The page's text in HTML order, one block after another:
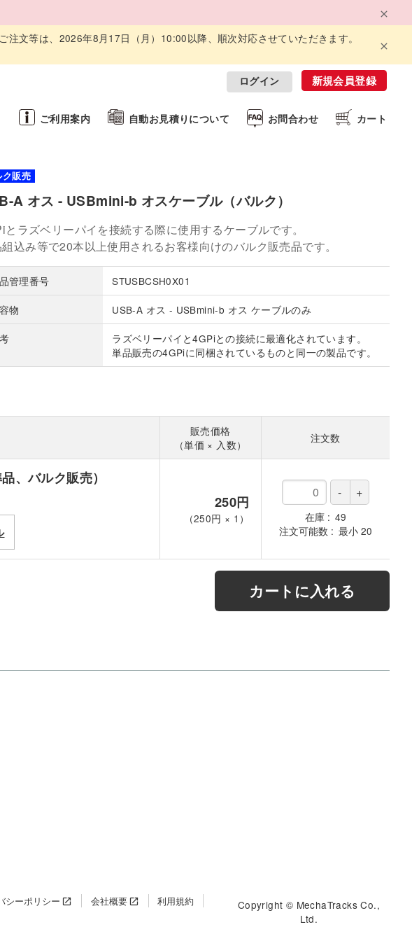
文等は、2026年8月17日（月）10:00以降、順次対応させていただきます。
ログイン 新規会員登録
ご利用案内 自動お見積りについて お問合わせ カート
ク販売
A オス - USBmini-b オスケーブル（バルク）
とラズベリーパイを接続する際に使用するケーブルです。
込み等で20本以上使用されるお客様向けのバルク販売品です。
管理番号 STUSBCSH0X01
物 USB-A オス - USBmini-b オス ケーブルのみ
ラズベリーパイと4GPiとの接続に最適化されています。
単品販売の4GPiに同梱されているものと同一の製品です。
販売価格
（単価 × 入数）
注文数
、バルク販売）
250円
（250円 × 1 ） 在庫
49
注文可能数
最小 20
カートに入れる
シーポリシー 会社概要
利用規約
Copyright © MechaTracks Co.,
Ltd.